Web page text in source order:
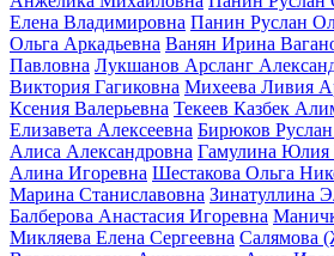
Елена Владимировна Панин Руслан
Ольга Аркадьевна Ванян Ирина
Павловна Лукшанов Арсланг
Виктория Гагиковна Михеева Ливия
Ксения Валерьевна Текеев Казбек
Елизавета Алексеевна Бирюков
Алиса Александровна Гамулина Юлия
Алина Игоревна Шестакова Ольга
Марина Станиславовна Зинатуллина
Балберова Анастасия Игоревна
Микляева Елена Сергеевна Салямова